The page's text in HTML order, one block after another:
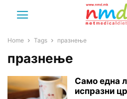
Home Tags празнење
празнење
Само една
испразни